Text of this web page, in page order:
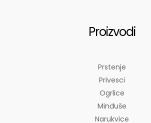
Proizvodi
Prstenje
Privesci
Ogrlice
Minđuše
Narukvice